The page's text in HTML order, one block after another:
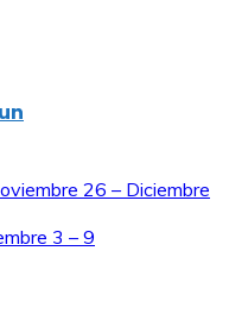
26 – Diciembre
3 – 9